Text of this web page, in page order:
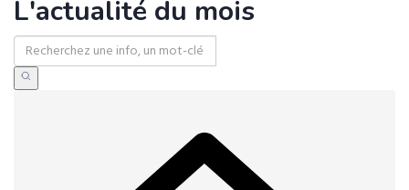
L'actualité du mois